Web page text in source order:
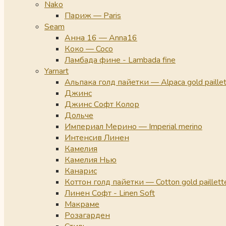
Nako
Париж — Paris
Seam
Анна 16 — Anna16
Коко — Coco
Ламбада фине - Lambada fine
Yarnart
Альпака голд пайетки — Alpaca gold
Джинс
Джинс Софт Колор
Дольче
Империал Мерино — Imperial merino
Интенсив Линен
Камелия
Камелия Нью
Канарис
Коттон голд пайетки — Cotton gold
Линен Софт - Linen Soft
Макраме
Розагарден